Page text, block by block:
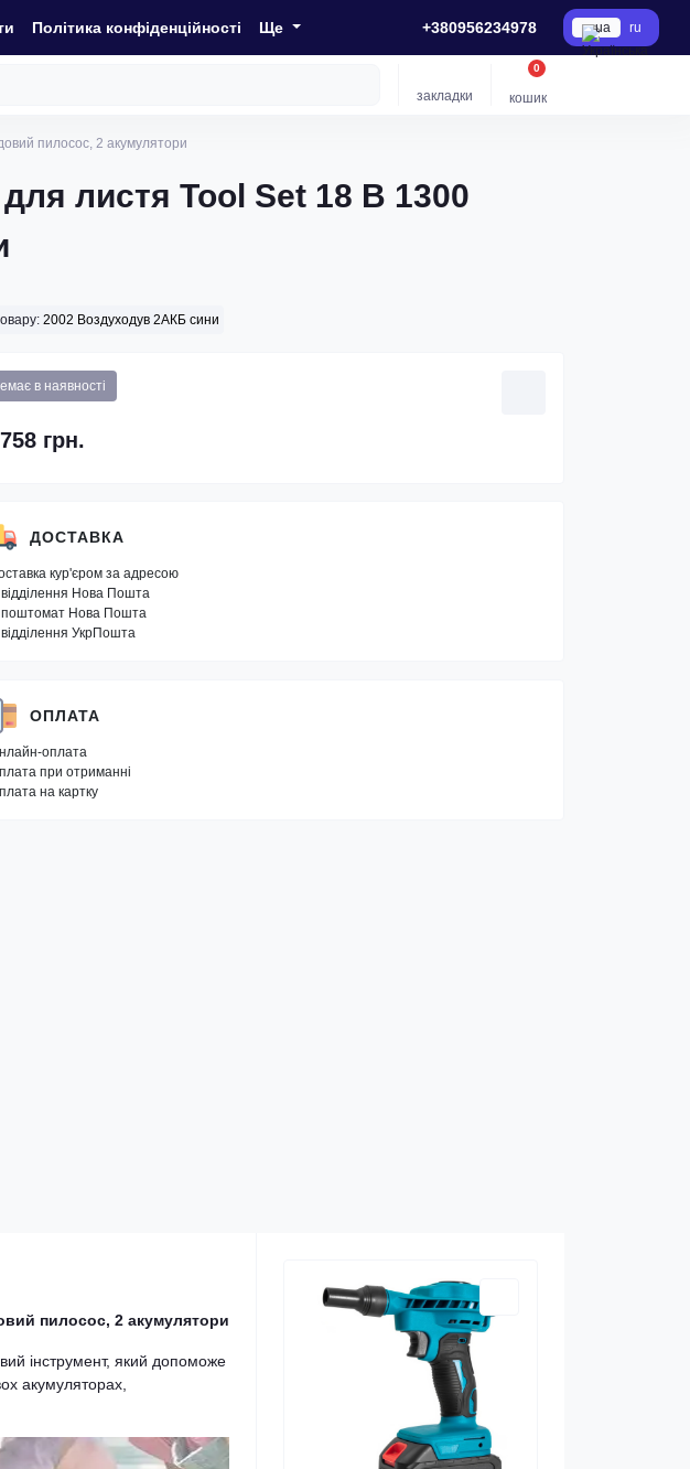
Політика конфіденційності Ще +380956234978 ua ru
закладки кошик
0
пилосос, 2 акумулятори
листя Tool Set 18 В 1300
2002 Воздуходув 2АКБ сини
в наявності
грн.
ДОСТАВКА
кур'єром за адресою
Нова Пошта
Нова Пошта
УкрПошта
ОПЛАТА
оплата
при отриманні
на картку
пилосос, 2 акумулятори
інструмент, який допоможе
акумуляторах,